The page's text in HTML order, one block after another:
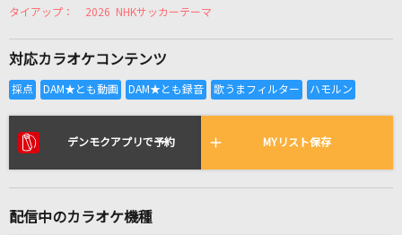
カラオケリクエスト
リアルタイムで歌われている曲の一覧
LEVEL5-judgelight-
マシュマロ(ビデオクリップバージョン)
2026 NHKサッカーテーマ
対応カラオケコンテンツ
デンモクアプリで予約 MYリスト保存
配信中のカラオケ機種